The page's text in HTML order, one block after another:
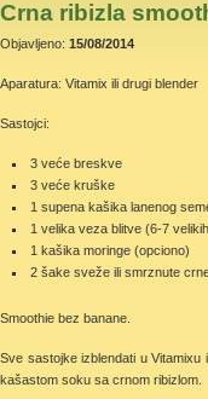
Crna ribizla
Objavljeno: 15/08/2014
Aparatura: Vitamix ili drugi blender
Sastojci:
3 veće breskve
3 veće kruške
1 supena kašika lanenog
1 velika veza blitve (6-7
1 kašika moringe (opciono)
2 šake sveže ili smrznute
Smoothie bez banane.
Sve sastojke izblendati u
kašastom soku sa crnom ribizlom.